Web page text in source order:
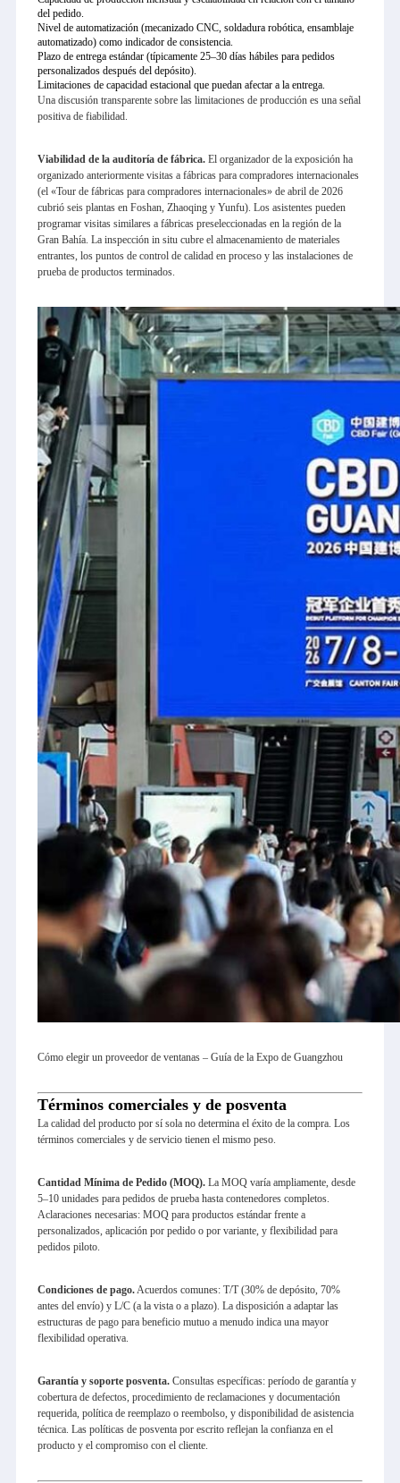
del pedido.
Nivel de automatización (mecanizado CNC, soldadura robótica, ensamblaje
automatizado) como indicador de consistencia.
Plazo de entrega estándar (típicamente 25–30 días hábiles para pedidos
personalizados después del depósito).
Limitaciones de capacidad estacional que puedan afectar a la entrega.
Una discusión transparente sobre las limitaciones de producción es una señal
positiva de fiabilidad.
Viabilidad de la auditoría de fábrica.El organizador de la exposición ha
organizado anteriormente visitas a fábricas para compradores internacionales
(el «Tour de fábricas para compradores internacionales» de abril de 2026
cubrió seis plantas en Foshan, Zhaoqing y Yunfu). Los asistentes pueden
programar visitas similares a fábricas preseleccionadas en la región de la
Gran Bahía. La inspección in situ cubre el almacenamiento de materiales
entrantes, los puntos de control de calidad en proceso y las instalaciones de
prueba de productos terminados.
Cómo elegir un proveedor de ventanas – Guía de la Expo de Guangzhou
Términos comerciales y de posventa
La calidad del producto por sí sola no determina el éxito de la compra. Los
términos comerciales y de servicio tienen el mismo peso.
Cantidad Mínima de Pedido (MOQ).La MOQ varía ampliamente, desde
5–10 unidades para pedidos de prueba hasta contenedores completos.
Aclaraciones necesarias: MOQ para productos estándar frente a
personalizados, aplicación por pedido o por variante, y flexibilidad para
pedidos piloto.
Condiciones de pago.Acuerdos comunes: T/T (30% de depósito, 70%
antes del envío) y L/C (a la vista o a plazo). La disposición a adaptar las
estructuras de pago para beneficio mutuo a menudo indica una mayor
flexibilidad operativa.
Garantía y soporte posventa.Consultas específicas: período de garantía y
cobertura de defectos, procedimiento de reclamaciones y documentación
requerida, política de reemplazo o reembolso, y disponibilidad de asistencia
técnica. Las políticas de posventa por escrito reflejan la confianza en el
producto y el compromiso con el cliente.